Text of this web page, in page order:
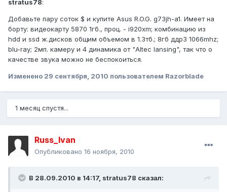
stratus78:
Добавьте пару соток $ и купите Asus R.O.G. g73jh-a1. Имеет на
борту: видеокарту 5870 1гб., проц. - i920xm; комбинацию из
hdd и ssd ж.дисков общим объемом в 1.3тб.; 8гб ддр3 1066mhz;
blu-ray; 2мп. камеру и 4 динамика от "Altec lansing", так что о
качестве звука можно не беспокоиться.
Изменено 29 сентября, 2010 пользователем Razorblade
1 месяц спустя...
Russ_Ivan
Опубликовано 16 ноября, 2010
В 28.09.2010 в 14:17, stratus78 сказал: